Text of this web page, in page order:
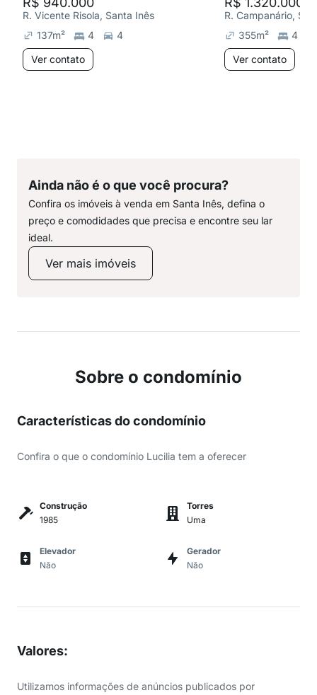
R. Vicente Risola, Santa Inês
137m² 4
4
Ver contato
R. Campanário,
355m²
4
Ver contato
Ainda não é o que você procura?
Confira os imóveis à venda em Santa Inês, defina o
preço e comodidades que precisa e encontre seu lar
ideal.
Ver mais imóveis
Sobre o condomínio
Características do condomínio
Confira o que o condomínio Lucilia tem a oferecer
Construção
1985
Torres
Uma
Elevador
Não
Gerador
Não
Valores:
Utilizamos informações de anúncios publicados por